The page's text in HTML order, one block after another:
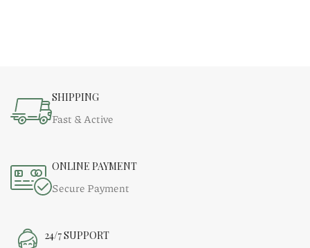
SHIPPING
Fast & Active
ONLINE PAYMENT
Secure Payment
24/7 SUPPORT